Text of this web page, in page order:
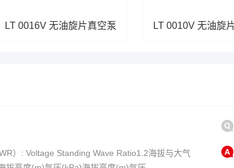
LT 0016V 无油旋片真空泵 LT 0010V 无油旋
）: Voltage Standing Wave Ratio1.2海拔与大气